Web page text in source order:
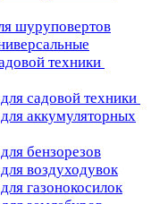
шуруповертов
техники
садовой техники
аккумуляторных
бензорезов
воздуходувок
газонокосилок